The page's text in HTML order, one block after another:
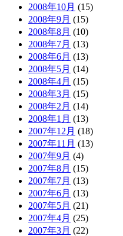
2008年10月 (15)
2008年9月 (15)
2008年8月 (10)
2008年7月 (13)
2008年6月 (13)
2008年5月 (14)
2008年4月 (15)
2008年3月 (15)
2008年2月 (14)
2008年1月 (13)
2007年12月 (18)
2007年11月 (13)
2007年9月 (4)
2007年8月 (15)
2007年7月 (13)
2007年6月 (13)
2007年5月 (21)
2007年4月 (25)
2007年3月 (22)